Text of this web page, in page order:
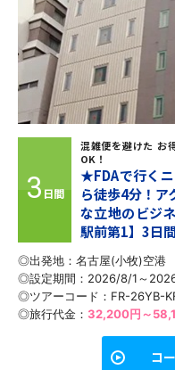
3 日間
混雑便を避けた お
OK！
★FDAで行く
ら徒歩4分！ア
な立地のビジ
駅前第1】3日
◎出発地：名古屋(小牧)空港
◎設定期間：2026/8/1～
◎ツアーコード：FR-26YB-
◎旅行代金： 32,200円～
コ